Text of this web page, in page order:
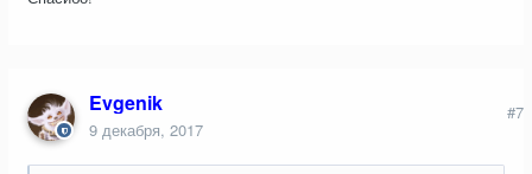
Evgenik
9 декабря, 2017
#7